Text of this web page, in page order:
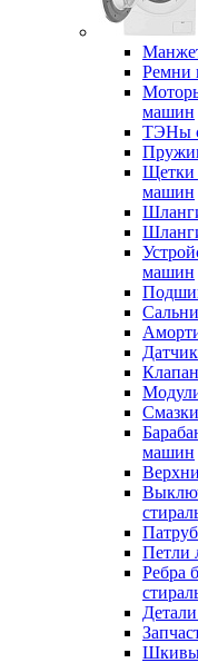
Ремни
машин
ТЭНы
Щетки
машин
машин
машин
Петли
Ребра
Шкивы